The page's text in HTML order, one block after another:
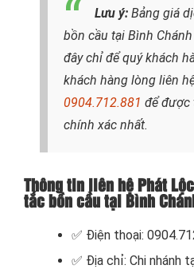
Lưu ý: Bảng giá
bồn cầu tại Bình
đây chỉ để quý khách
khách hàng lòng liên
0904.712.881 để được
chính xác nhất.
Thông tin liên hệ Phát
tắc bồn cầu tại Bình
✅ Điện thoại:
✅ Địa chỉ: Chi nhánh